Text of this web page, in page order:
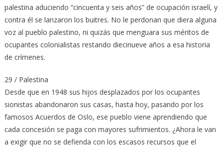
palestina aduciendo “cincuenta y seis años” de ocupación israelí, y
contra él se lanzaron los buitres. No le perdonan que diera alguna
voz al pueblo palestino, ni quizás que menguara sus méritos de
ocupantes colonialistas restando diecinueve años a esa historia
de crímenes.
29 / Palestina
Desde que en 1948 sus hijos desplazados por los ocupantes
sionistas abandonaron sus casas, hasta hoy, pasando por los
famosos Acuerdos de Oslo, ese pueblo viene aprendiendo que
cada concesión se paga con mayores sufrimientos. ¿Ahora le van
a exigir que no se defienda con los escasos recursos que el